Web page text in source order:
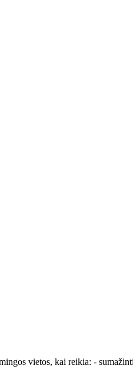
vietos, kai reikia: -